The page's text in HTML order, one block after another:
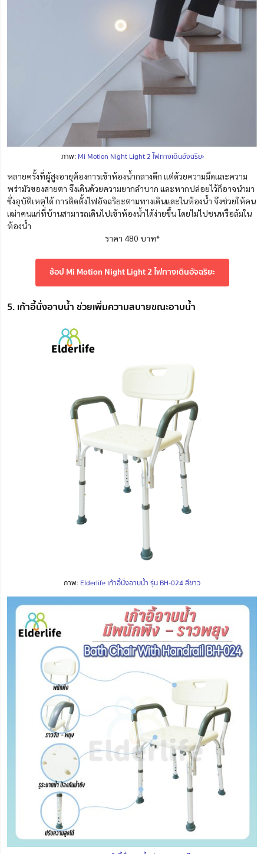
ภาพ: Mi Motion Night Light 2 ไฟทางเดินอัจฉริยะ
หลายครั้งที่ผู้สูงอายุต้องการเข้าห้องน้ำกลางดึก แต่ด้วยความมืดและความ
พร่ามัวของสายตา จึงเดินด้วยความยากลำบาก และหากปล่อยไว้ก็อาจนำมา
ซึ่งอุบัติเหตุได้ การติดตั้งไฟอัจฉริยะตามทางเดินและในห้องน้ำ จึงช่วยให้คน
เฒ่าคนแก่ที่บ้านสามารถเดินไปเข้าห้องน้ำได้ง่ายขึ้น โดยไม่ไปชนหรือล้มใน
ห้องน้ำ
ราคา 480 บาท*
ช้อป Mi Motion Night Light 2 ไฟทางเดินอัจฉริยะ
5. เก้าอี้นั่งอาบน้ำ ช่วยเพิ่มความสบายขณะอาบน้ำ
ภาพ: Elderlife เก้าอี้นั่งอาบน้ำ รุ่น BH-024 สีขาว